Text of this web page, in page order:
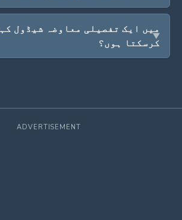
میں ایک تفصیلی معاوضہ شیڈول
کرسکتا ہوں؟
ADVERTISEMENT